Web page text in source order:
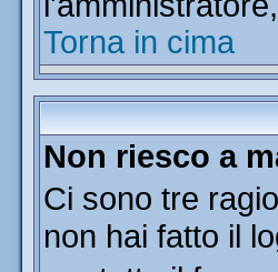
Torna in cima
Non riesco a
Ci sono tre
non hai fatto il